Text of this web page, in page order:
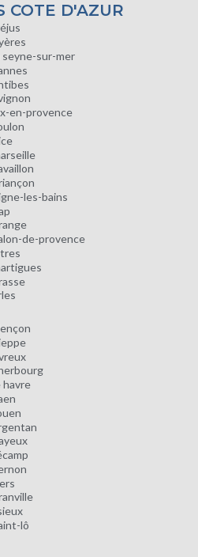
COTE D'AZUR
sur-mer
en-provence
les-bains
de-provence
havre
lô